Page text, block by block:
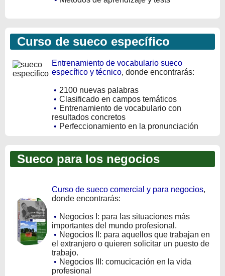
Curso de sueco específico
Entrenamiento de vocabulario sueco
específico y técnico, donde encontrarás:
• 2100 nuevas palabras
• Clasificado en campos temáticos
• Entrenamiento de vocabulario con
resultados concretos
• Perfeccionamiento en la pronunciación
Sueco para los negocios
Curso de sueco comercial y para negocios,
donde encontrarás:
• Negocios I: para las situaciones más
importantes del mundo profesional.
• Negocios II: para aquellos que trabajan en
el extranjero o quieren solicitar un puesto de
trabajo.
• Negocios III: comucicación en la vida
profesional